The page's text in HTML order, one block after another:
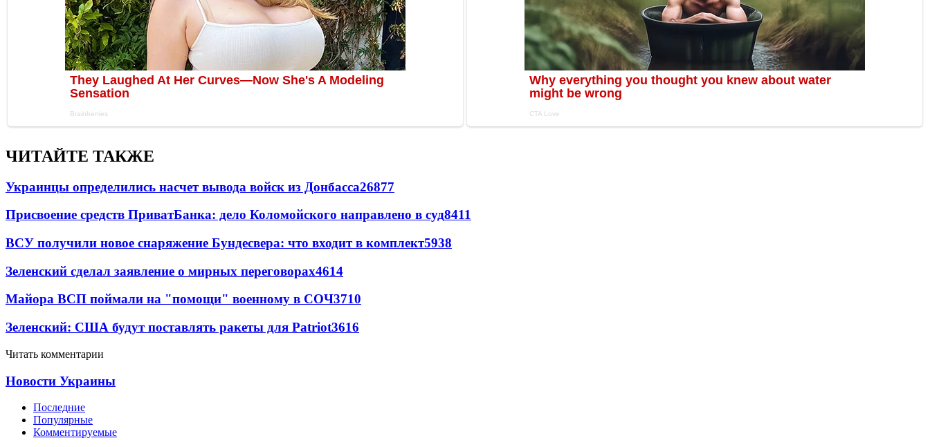
ЧИТАЙТЕ ТАКЖЕ
Украинцы определились насчет вывода войск из Донбасса26877
Присвоение средств ПриватБанка: дело Коломойского направлено в суд8411
ВСУ получили новое снаряжение Бундесвера: что входит в комплект5938
Зеленский сделал заявление о мирных переговорах4614
Майора ВСП поймали на "помощи" военному в СОЧ3710
Зеленский: США будут поставлять ракеты для Patriot3616
Читать комментарии
Новости Украины
Последние
Популярные
Комментируемые